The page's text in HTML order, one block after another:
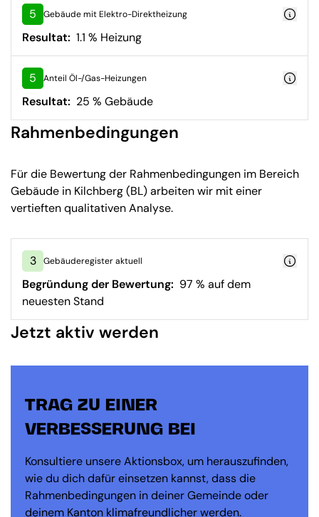
5 Gebäude mit Elektro-Direktheizung
Resultat: 1.1 % Heizung
5 Anteil Öl-/Gas-Heizungen
Resultat: 25 % Gebäude
Rahmenbedingungen
Für die Bewertung der Rahmenbedingungen im Bereich
Gebäude in Kilchberg (BL) arbeiten wir mit einer
vertieften qualitativen Analyse.
3 Gebäuderegister aktuell
Begründung der Bewertung: 97 % auf dem
neuesten Stand
Jetzt aktiv werden
TRAG ZU EINER
VERBESSERUNG BEI
Konsultiere unsere Aktionsbox, um herauszufinden,
wie du dich dafür einsetzen kannst, dass die
Rahmenbedingungen in deiner Gemeinde oder
deinem Kanton klimafreundlicher werden.